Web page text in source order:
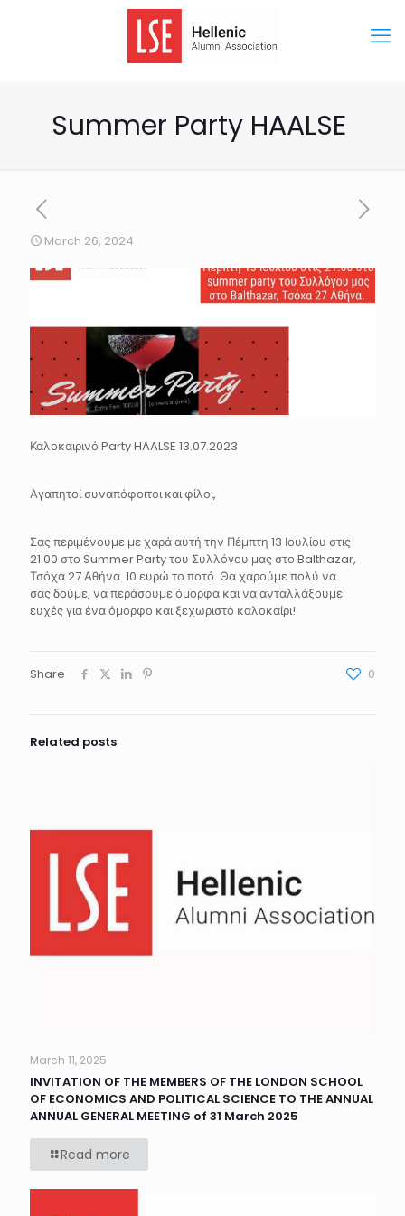
Summer Party HAALSE
March 26, 2024
Καλοκαιρινό Party HAALSE 13.07.2023
Αγαπητοί συναπόφοιτοι και φίλοι,
Σας περιμένουμε με χαρά αυτή την Πέμπτη 13 Ιουλίου στις
21.00 στο Summer Party του Συλλόγου μας στο Balthazar,
Τσόχα 27 Αθήνα. 10 ευρώ το ποτό. Θα χαρούμε πολύ να
σαςδούμε, να περάσουμε όμορφα και να ανταλλάξουμε
ευχές για ένα όμορφο και ξεχωριστό καλοκαίρι!
Share 0
Related posts
March 11, 2025
INVITATION OF THE MEMBERS OF THE LONDON SCHOOL
OF ECONOMICS AND POLITICAL SCIENCE TO THE ANNUAL
ANNUAL GENERAL MEETING of 31 March 2025
Read more